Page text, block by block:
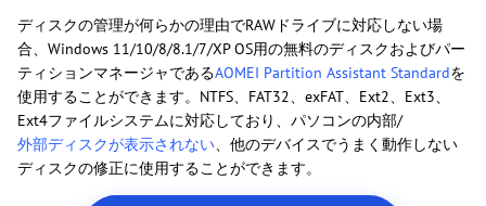
ディスクの管理が何らかの理由でRAWドライブに対応しない場
合、Windows 11/10/8/8.1/7/XP OS用の無料のディスクおよびパー
ティションマネージャであるAOMEI Partition Assistant Standardを
使用することができます。NTFS、FAT32、exFAT、Ext2、Ext3、
Ext4ファイルシステムに対応しており、パソコンの内部/
外部ディスクが表示されない、他のデバイスでうまく動作しない
ディスクの修正に使用することができます。